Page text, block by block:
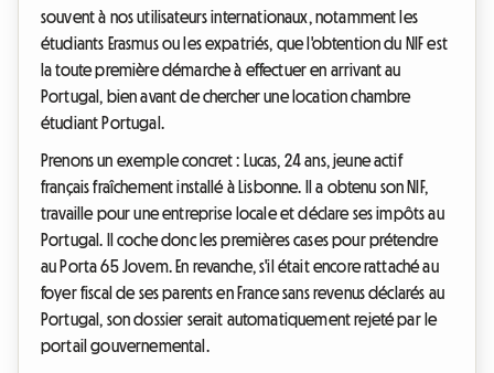
souvent à nos utilisateurs internationaux, notamment les
étudiants Erasmus ou les expatriés, que l'obtention du NIF est
la toute première démarche à effectuer en arrivant au
Portugal, bien avant de chercher une location chambre
étudiant Portugal.
Prenons un exemple concret : Lucas, 24 ans, jeune actif
français fraîchement installé à Lisbonne. Il a obtenu son NIF,
travaille pour une entreprise locale et déclare ses impôts au
Portugal. Il coche donc les premières cases pour prétendre
au Porta 65 Jovem. En revanche, s'il était encore rattaché au
foyer fiscal de ses parents en France sans revenus déclarés au
Portugal, son dossier serait automatiquement rejeté par le
portail gouvernemental.